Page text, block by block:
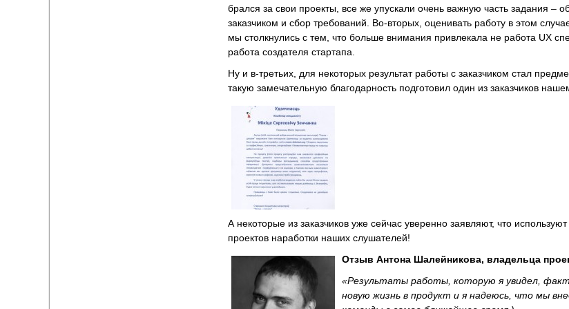
брался за свои проекты, все же упускали очень важную часть задания –
заказчиком и сбор требований. Во-вторых, оценивать работу в этом
мы столкнулись с тем, что больше внимания привлекала не работа UX
работа создателя стартапа.
Ну и в-третьих, для некоторых результат работы с заказчиком стал
такую замечательную благодарность подготовил один из заказчиков
А некоторые из заказчиков уже сейчас уверенно заявляют, что
проектов наработки наших слушателей!
Отзыв Антона Шалейникова, владельца
«Результаты работы, которую я увидел,
новую жизнь в продукт и я надеюсь, что мы